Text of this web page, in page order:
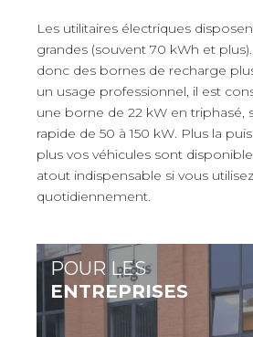
Les utilitaires électriques
grandes (souvent 70 kWh et
donc des bornes de recharge
un usage professionnel, il est
une borne de 22 kW en triphasé,
rapide de 50 à 150 kW. Plus la
plus vos véhicules sont
atout indispensable si vous
quotidiennement.
POUR LES
ENTREPRISES